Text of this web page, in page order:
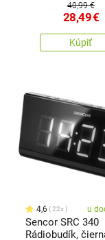
40,99 €
28,49€
Kúpiť
4,6 22x u
Sencor SRC 340
Rádiobudík,